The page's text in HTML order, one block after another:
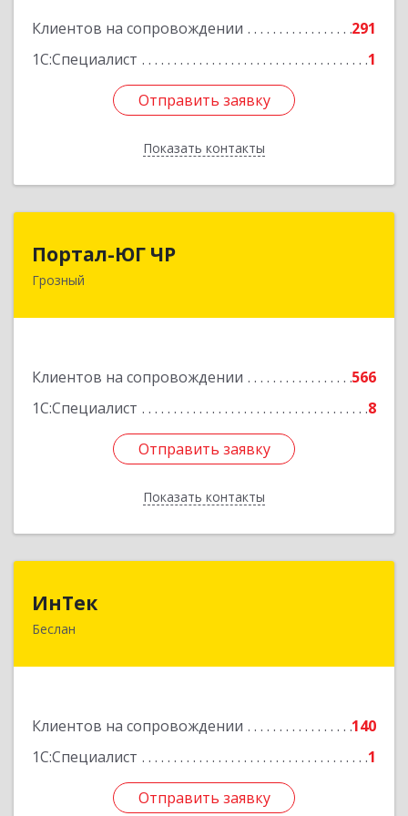
Клиентов на сопровождении
291
1С:Специалист
1
Отправить заявку
Показать контакты
Подробнее
Отправить заявку
Назад
Портал-ЮГ ЧР
Грозный
Клиентов на сопровождении
566
1С:Специалист
8
Отправить заявку
Показать контакты
364906, Чеченская Респ, Грозный г, Путина пр-
Отправить заявку
Назад
ИнТек
Беслан
Клиентов на сопровождении
140
1С:Специалист
1
Отправить заявку
Подробнее
Отправить заявку